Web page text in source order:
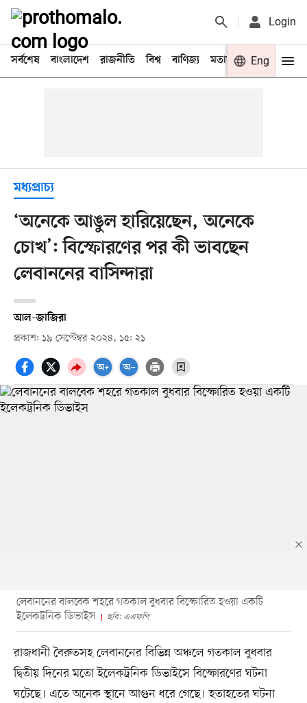
Login
সর্বশেষ বাংলাদেশ রাজনীতি বিশ্ব বাণিজ্য মতামত খেলা
Eng
মধ্যপ্রাচ্য
‘অনেকে আঙুল হারিয়েছেন, অনেকে
চোখ’: বিস্ফোরণের পর কী ভাবছেন
লেবাননের বাসিন্দারা
আল–জাজিরা
প্রকাশ: ১৯ সেপ্টেম্বর ২০২৪, ১৫: ২১
লেবাননের বালবেক শহরে গতকাল বুধবার বিস্ফোরিত হওয়া একটি
ইলেকট্রনিক ডিভাইস
ছবি: এএফপি
রাজধানী বৈরুতসহ লেবাননের বিভিন্ন অঞ্চলে গতকাল বুধবার
দ্বিতীয় দিনের মতো ইলেকট্রনিক ডিভাইসে বিস্ফোরণের ঘটনা
ঘটেছে। এতে অনেক স্থানে আগুন ধরে গেছে। হতাহতের ঘটনা